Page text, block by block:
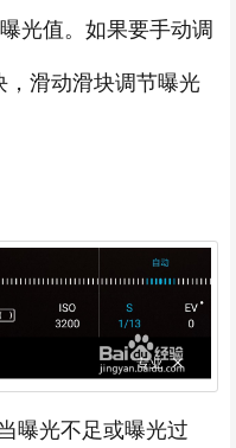
光值。如果要手动调
滑动滑块调节曝光
光不足或曝光过